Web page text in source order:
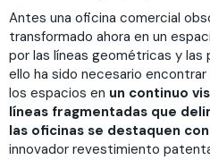
Antes una oficina comercial
transformado ahora en un
por las líneas geométricas y las
ello ha sido necesario
los espacios en un continuo
líneas fragmentadas que
las oficinas se destaquen
innovador revestimiento